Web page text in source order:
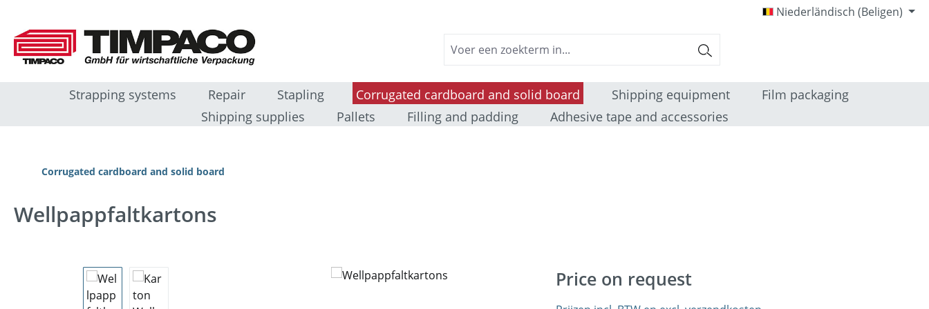
Niederländisch (Beligen)
Strapping systems Repair Stapling Corrugated cardboard and solid board Shipping equipment
Film packaging
Shipping supplies
Pallets Filling and padding Adhesive tape and accessories
Corrugated cardboard and solid board
Wellpappfaltkartons
Afbeeldingengalerij overslaan Price on request